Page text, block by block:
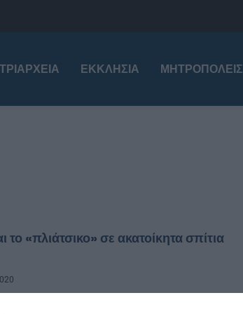
ΕΚΚΛΗΣΊΑ ΜΗΤΡΟΠΌΛΕΙΣ
το «πλιάτσικο» σε ακατοίκητα σπίτια